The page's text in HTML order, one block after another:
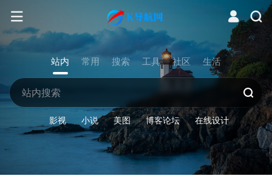
站内 常用 搜索 工具 社区 生活
影视 小说 美图 博客论坛 在线设计